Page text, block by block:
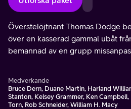
Överstelöjtnant Thomas Dodge
över en kasserad gammal ubåt
bemannad av en grupp
Medverkande
Bruce Dern, Duane Martin, Harland
Stanton, Kelsey Grammer, Ken Campbell,
Torn, Rob Schneider, William H. Macy